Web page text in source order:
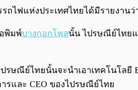
ถไฟแห่งประเทศไทยได้มีรายงาน
พิมพ์บางกอกโพสนั้น ไปรษณีย์ไทยแ
รษณีย์ไทยนั้นจะนำเอาเทคโนโลยี
รและ CEO ของไปรษณีย์ไทย